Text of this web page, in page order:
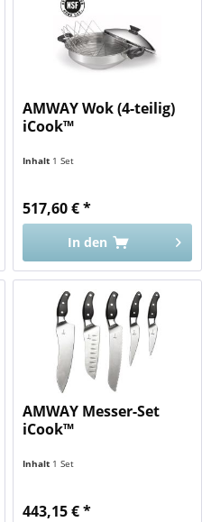
AMWAY Wok (4-teilig)
iCook™
Inhalt 1 Set
517,60 € *
In den
AMWAY Messer-Set
iCook™
Inhalt 1 Set
443,15 € *